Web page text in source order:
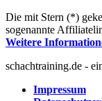
Die mit Stern (*)
sogenannte
Weitere
schachtraining.de -
Impressum